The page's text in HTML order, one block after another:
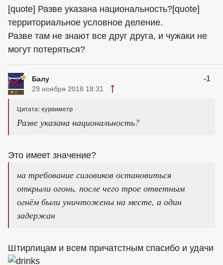
[quote] Разве указана национальность?[quote]
территориальное условное деление.
Разве там не знают все друг друга, и чужаки не
могут потеряться?
Балу -1
29 ноября 2018 18:31
Цитата: курвиметр
Разве указана национальность?
Это имеет значение?
на требование силовиков остановиться
открыли огонь, после чего трое ответным
огнём были уничтожены на месте, а один
задержан
Штирлицам и всем причатстным спасибо и удачи